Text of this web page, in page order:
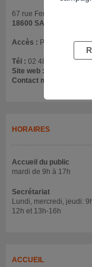
67 rue Fernand
18600 SANCOINS
Accès : Près de l'école
Tél : 02 48 70 60 33
Site web :
Contact mail :
pass-
HORAIRES
Accueil du public
mardi de 9h à 17h
Secrétariat
Lundi, mercredi, jeudi:
12h et 13h-16h
ACCUEIL